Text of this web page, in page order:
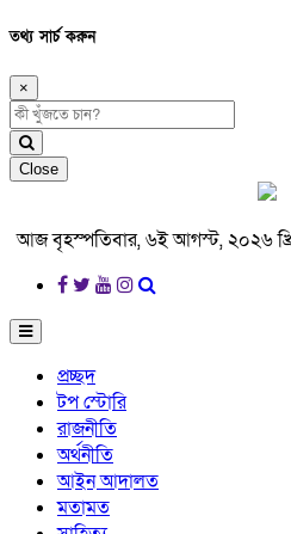
তথ্য সার্চ করুন
×
Close
আজ বৃহস্পতিবার, ৬ই আগস্ট, ২০২৬
প্রচ্ছদ
টপ স্টোরি
রাজনীতি
অর্থনীতি
আইন আদালত
মতামত